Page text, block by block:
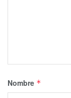
Nombre *